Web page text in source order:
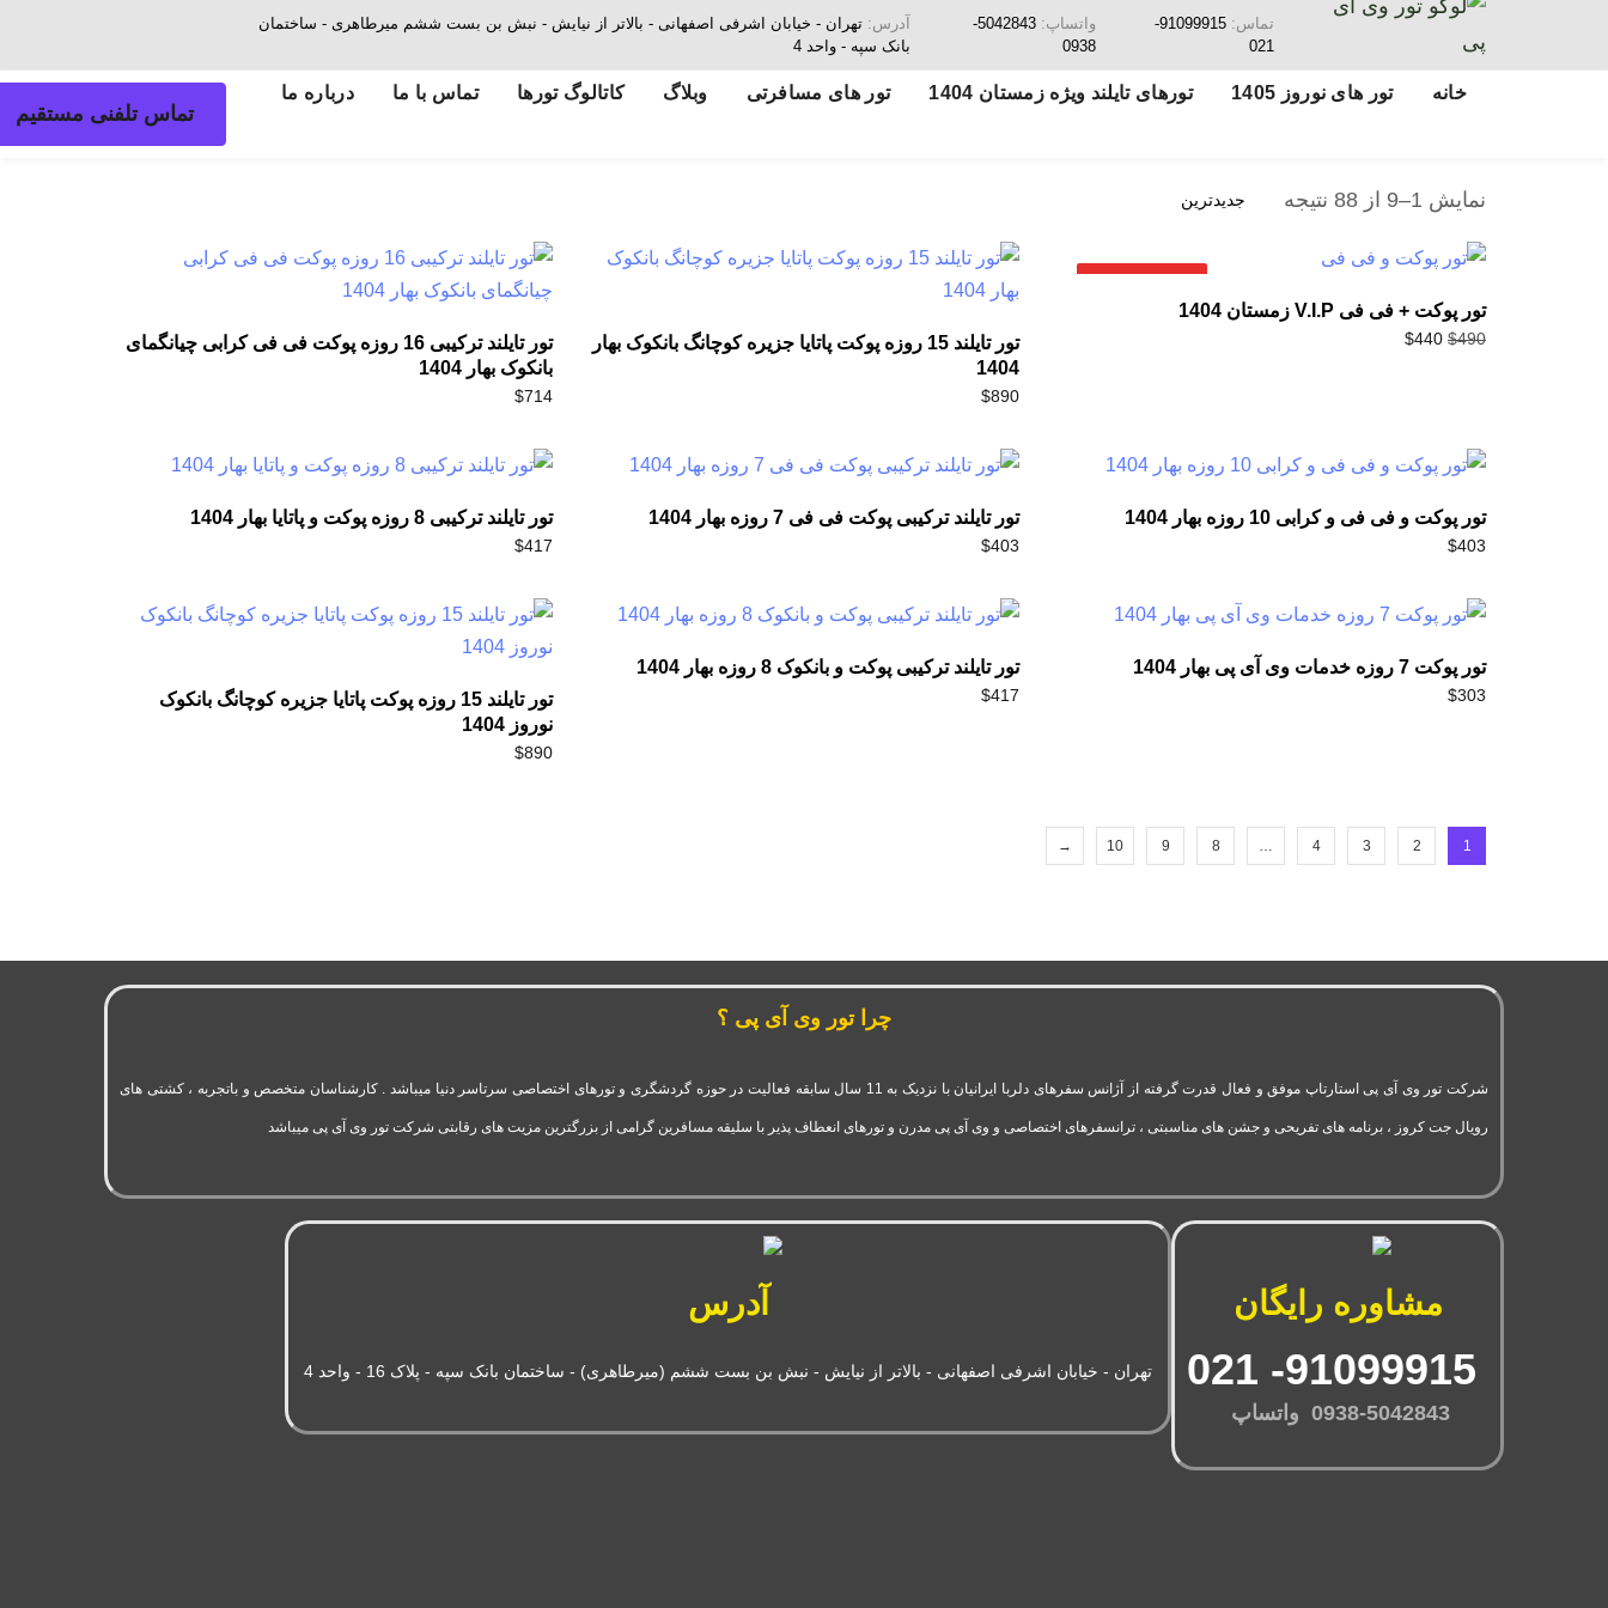
تماس:
91099915-
021
واتساپ:
5042843-
0938
آدرس: تهران - خیابان اشرفی اصفهانی - بالاتر از نیایش - نبش بن بست ششم میرطاهری - ساختمان
بانک سپه - واحد 4
خانه تور های نوروز 1405 تورهای تایلند ویژه زمستان 1404 تور های مسافرتی وبلاگ کاتالوگ تورها تماس با ما درباره ما
تماس تلفنی مستقیم
نمایش 1–9 از 88 نتیجه
تور پوکت + فی فی V.I.P زمستان 1404
$490
قیمت
اصلی
$440
قیمت
است.
تور تایلند 15 روزه پوکت پاتایا جزیره کوچانگ بانکوک بهار
1404
$890
تور تایلند ترکیبی 16 روزه پوکت فی فی کرابی چیانگمای
بانکوک بهار 1404
$714
تور پوکت و فی فی و کرابی 10 روزه بهار 1404
$403
تور تایلند ترکیبی پوکت فی فی 7 روزه بهار 1404
$403
تور تایلند ترکیبی 8 روزه پوکت و پاتایا بهار 1404
$417
تور پوکت 7 روزه خدمات وی آی پی بهار 1404
$303
تور تایلند ترکیبی پوکت و بانکوک 8 روزه بهار 1404
$417
تور تایلند 15 روزه پوکت پاتایا جزیره کوچانگ بانکوک
نوروز 1404
$890
1
2
3
4
8
9
10
→
چرا تور وی آی پی ؟
شرکت تور وی آی پی استارتاپ موفق و فعال قدرت گرفته از آژانس سفرهای دلربا ایرانیان با نزدیک به 11 سال سابقه فعالیت در حوزه گردشگری و تورهای اختصاصی سرتاسر دنیا میباشد . کارشناسان متخصص و باتجربه ، کشتی های
رویال جت کروز ، برنامه های تفریحی و جشن های مناسبتی ، ترانسفرهای اختصاصی و وی آی پی مدرن و تورهای انعطاف پذیر با سلیقه مسافرین گرامی از بزرگترین مزیت های رقابتی شرکت تور وی آی پی میباشد
مشاوره رایگان
0938-5042843 واتساپ
آدرس
تهران - خیابان اشرفی اصفهانی - بالاتر از نیایش - نبش بن بست ششم (میرطاهری) - ساختمان بانک سپه - پلاک 16 - واحد 4